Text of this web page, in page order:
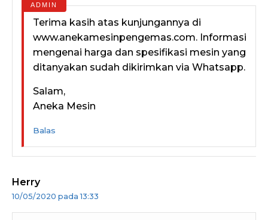
Terima kasih atas kunjungannya di
www.anekamesinpengemas.com. Informasi
mengenai harga dan spesifikasi mesin yang
ditanyakan sudah dikirimkan via Whatsapp.
Salam,
Aneka Mesin
Balas
Herry
10/05/2020 pada 13:33